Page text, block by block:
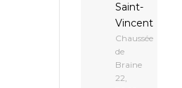
Saint-
Vincent
Chaussée
de
Braine
22,